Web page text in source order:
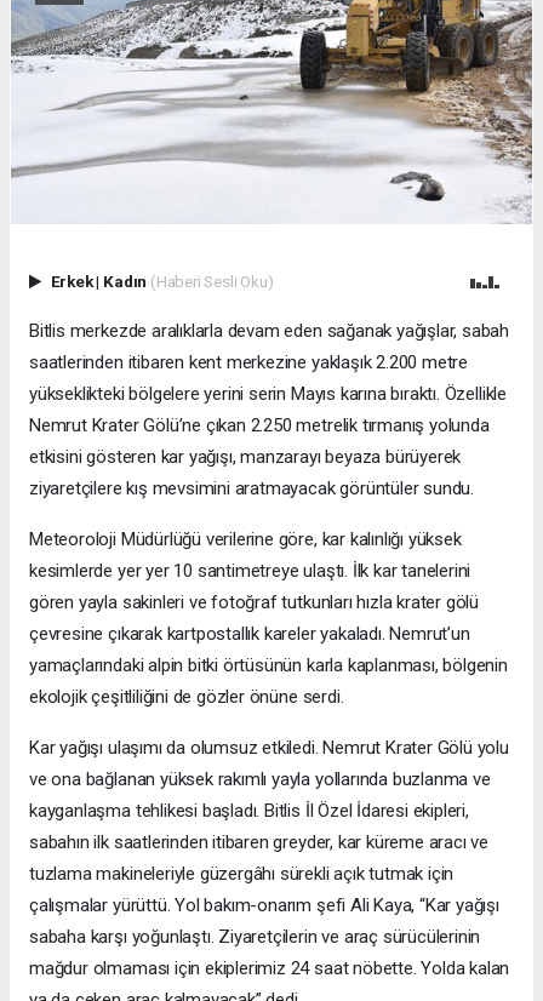
Erkek| Kadın (Haberi Sesli Oku)
Bitlis merkezde aralıklarla devam eden sağanak yağışlar, sabah
saatlerinden itibaren kent merkezine yaklaşık 2.200 metre
yükseklikteki bölgelere yerini serin Mayıs karına bıraktı. Özellikle
Nemrut Krater Gölü’ne çıkan 2.250 metrelik tırmanış yolunda
etkisini gösteren kar yağışı, manzarayı beyaza bürüyerek
ziyaretçilere kış mevsimini aratmayacak görüntüler sundu.
Meteoroloji Müdürlüğü verilerine göre, kar kalınlığı yüksek
kesimlerde yer yer 10 santimetreye ulaştı. İlk kar tanelerini
gören yayla sakinleri ve fotoğraf tutkunları hızla krater gölü
çevresine çıkarak kartpostallık kareler yakaladı. Nemrut’un
yamaçlarındaki alpin bitki örtüsünün karla kaplanması, bölgenin
ekolojik çeşitliliğini de gözler önüne serdi.
Kar yağışı ulaşımı da olumsuz etkiledi. Nemrut Krater Gölü yolu
ve ona bağlanan yüksek rakımlı yayla yollarında buzlanma ve
kayganlaşma tehlikesi başladı. Bitlis İl Özel İdaresi ekipleri,
sabahın ilk saatlerinden itibaren greyder, kar küreme aracı ve
tuzlama makineleriyle güzergâhı sürekli açık tutmak için
çalışmalar yürüttü. Yol bakım-onarım şefi Ali Kaya, “Kar yağışı
sabaha karşı yoğunlaştı. Ziyaretçilerin ve araç sürücülerinin
mağdur olmaması için ekiplerimiz 24 saat nöbette. Yolda kalan